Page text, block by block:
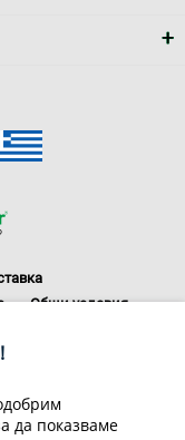
Общи условия
rights reserved.
да показваме